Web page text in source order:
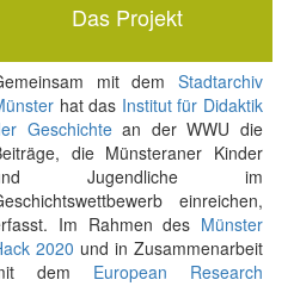
Das Projekt
mit dem Stadtarchiv
hat das Institut für Didaktik
Geschichtean der WWU die
die Münsteraner Kinder
Jugendliche im
einreichen,
Im Rahmen des Münster
2020 und in Zusammenarbeit
dem European Research